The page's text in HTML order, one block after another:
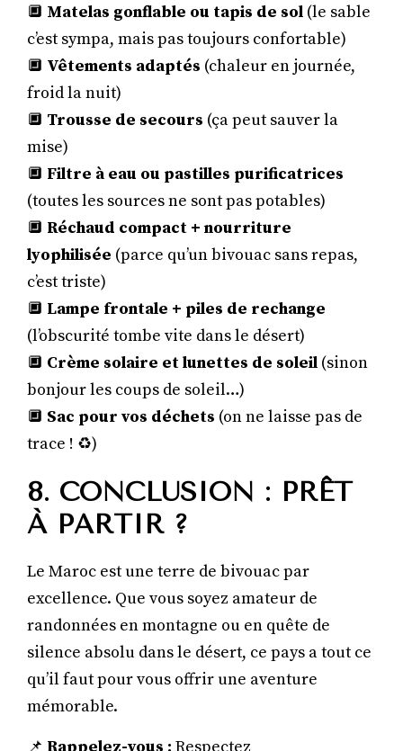
🔲 Matelas gonflable ou tapis de sol (le sable
c’est sympa, mais pas toujours confortable)
🔲 Vêtements adaptés (chaleur en journée,
froid la nuit)
🔲 Trousse de secours (ça peut sauver la
mise)
🔲 Filtre à eau ou pastilles purificatrices
(toutes les sources ne sont pas potables)
🔲 Réchaud compact + nourriture
lyophilisée (parce qu’un bivouac sans repas,
c’est triste)
🔲 Lampe frontale + piles de rechange
(l’obscurité tombe vite dans le désert)
🔲 Crème solaire et lunettes de soleil (sinon
bonjour les coups de soleil…)
🔲 Sac pour vos déchets (on ne laisse pas de
trace ! ♻️)
8. CONCLUSION : PRÊT
À PARTIR ?
Le Maroc est une terre de bivouac par
excellence. Que vous soyez amateur de
randonnées en montagne ou en quête de
silence absolu dans le désert, ce pays a tout ce
qu’il faut pour vous offrir une aventure
mémorable.
📌 Rappelez-vous : Respectez